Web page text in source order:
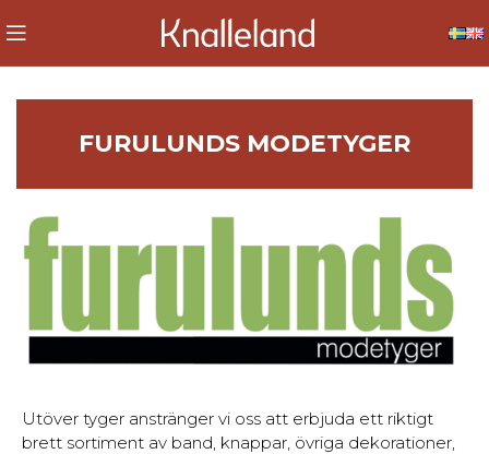
FURULUNDS MODETYGER
Utöver tyger anstränger vi oss att erbjuda ett riktigt
brett sortiment av band, knappar, övriga dekorationer,